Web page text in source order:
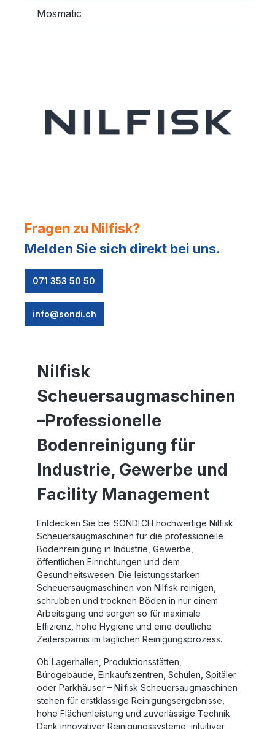
Mosmatic
Fragen zu Nilfisk?
Melden Sie sich direkt bei uns.
071 353 50 50
info@sondi.ch
Nilfisk
Scheuersaugmaschinen
–Professionelle
Bodenreinigung für
Industrie, Gewerbe und
Facility Management
Entdecken Sie bei SONDI.CH hochwertige Nilfisk
Scheuersaugmaschinen für die professionelle
Bodenreinigung in Industrie, Gewerbe,
öffentlichen Einrichtungen und dem
Gesundheitswesen. Die leistungsstarken
Scheuersaugmaschinen von Nilfisk reinigen,
schrubben und trocknen Böden in nur einem
Arbeitsgang und sorgen so für maximale
Effizienz, hohe Hygiene und eine deutliche
Zeitersparnis im täglichen Reinigungsprozess.
Ob Lagerhallen, Produktionsstätten,
Bürogebäude, Einkaufszentren, Schulen, Spitäler
oder Parkhäuser – Nilfisk Scheuersaugmaschinen
stehen für erstklassige Reinigungsergebnisse,
hohe Flächenleistung und zuverlässige Technik.
Dank innovativer Reinigungssysteme, intuitiver